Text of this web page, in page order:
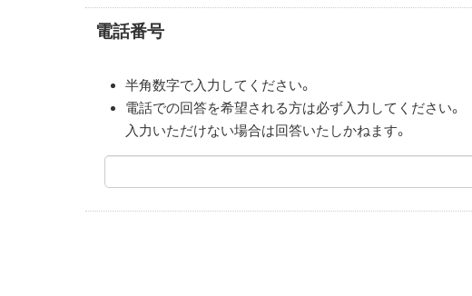
電話番号
半角数字で入力してください。
電話での回答を希望される方は必ず入力してください。
入力いただけない場合は回答いたしかねます。